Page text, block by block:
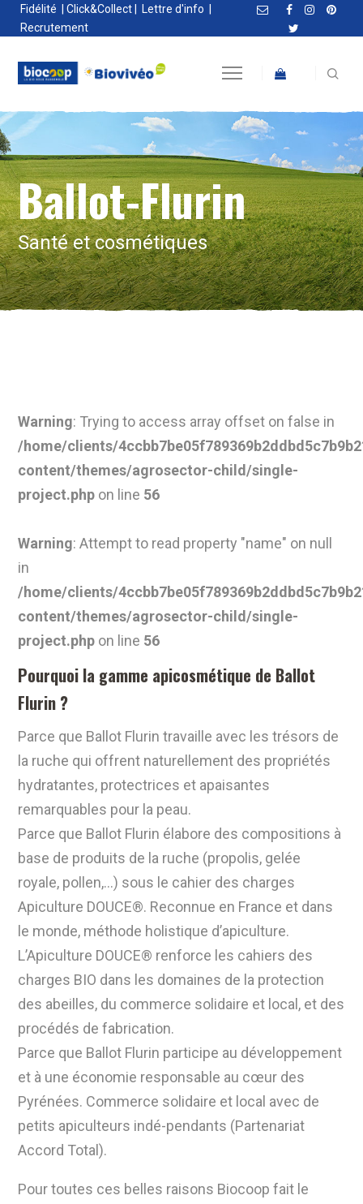
Fidélité |Click&Collect Lettre d'info
Recrutement
Ballot-Flurin
Santé et cosmétiques
Warning: Trying to access array offset on false in
/home/clients/
content/themes/agrosector-child/single-
project.php on line 56
Warning: Attempt to read property "name" on null
in
/home/clients/
content/themes/agrosector-child/single-
project.php on line 56
Pourquoi la gamme apicosmétique de Ballot
Flurin ?
Parce que Ballot Flurin travaille avec les trésors de
la ruche qui offrent naturellement des propriétés
hydratantes, protectrices et apaisantes
remarquables pour la peau.
Parce que Ballot Flurin élabore des compositions à
base de produits de la ruche (propolis, gelée
royale, pollen,…) sous le cahier des charges
Apiculture DOUCE®. Reconnue en France et dans
le monde, méthode holistique d’apiculture.
L’Apiculture DOUCE® renforce les cahiers des
charges BIO dans les domaines de la protection
des abeilles, du commerce solidaire et local, et des
procédés de fabrication.
Parce que Ballot Flurin participe au développement
et à une économie responsable au cœur des
Pyrénées. Commerce solidaire et local avec de
petits apiculteurs indé-pendants (Partenariat
Accord Total).
Pour toutes ces belles raisons Biocoop fait le